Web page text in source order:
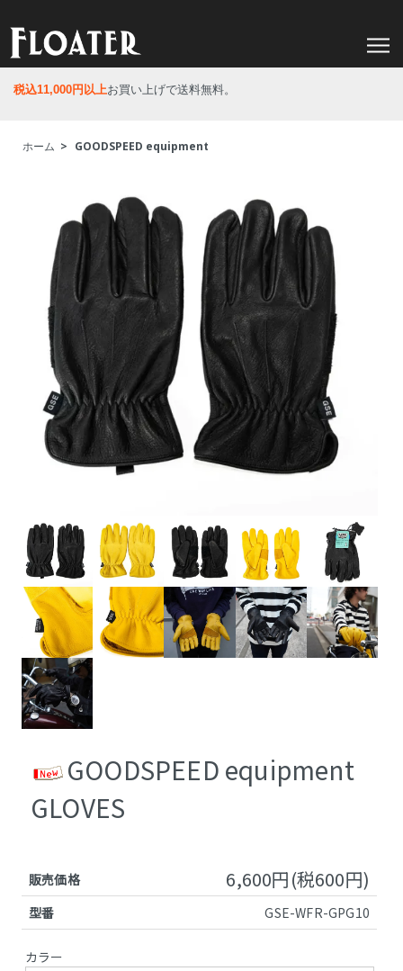
税込11,000円以上お買い上げで送料無料。
ホーム > GOODSPEED equipment
GOODSPEED equipment
GLOVES
販売価格 6,600円(税600円)
型番 GSE-WFR-GPG10
カラー